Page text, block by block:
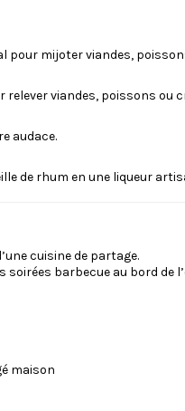
pour mijoter viandes,
viandes, poissons ou
audace.
de rhum en une liqueur
cuisine de partage.
barbecue au bord de
maison